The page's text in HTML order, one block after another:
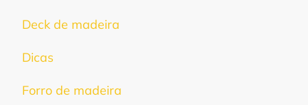
Deck de madeira
Dicas
Forro de madeira